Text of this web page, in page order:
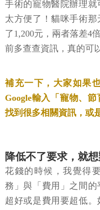
手術的寵物醫院辦理
太方便了！貓咪手術
了1,200元，兩者落差4
前多查查資訊，真的可
補充一下，大家如果
Google輸入「寵物、
找到很多相關資訊，或
降低不了要求，就
花錢的時候，我覺得
務」與「費用」之間
超好或是費用要超低